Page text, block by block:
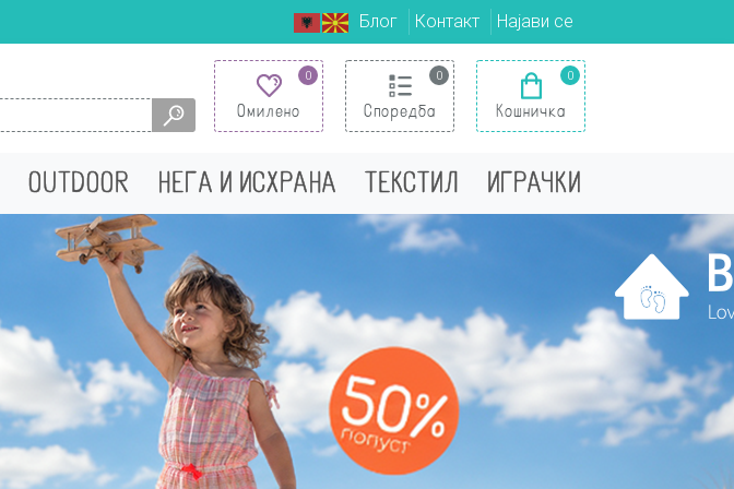
Блог Контакт Најави се
0
Омилено
0
Споредба
0
Кошничка
OUTDOOR НЕГА И ИСХРАНА ТЕКСТИЛ ИГРАЧКИ